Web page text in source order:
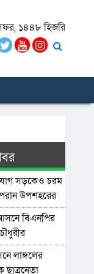
১৪৪৮ হিজরি
সড়কেও চরম
উপশহরের
দাবি
বিএনপির
লাঙ্গলের
ছাত্রনেতা